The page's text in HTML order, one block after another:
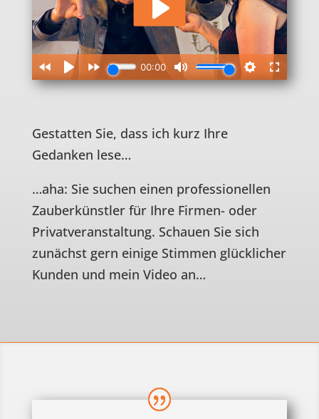
Gestatten Sie, dass ich kurz Ihre
Gedanken lese…
…aha: Sie suchen einen professionellen
Zauberkünstler für Ihre Firmen- oder
Privatveranstaltung. Schauen Sie sich
zunächst gern einige Stimmen glücklicher
Kunden und mein Video an…